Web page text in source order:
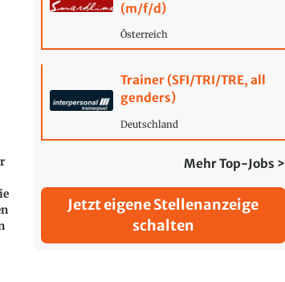
(m/f/d)
Österreich
Trainer (SFI/TRI/TRE, all
genders)
Deutschland
Mehr Top-Jobs >
Jetzt eigene Stellenanzeige
schalten